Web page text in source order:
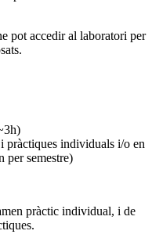
pot accedir al laboratori per
pràctiques individuals i/o en
per semestre)
pràctic individual, i de